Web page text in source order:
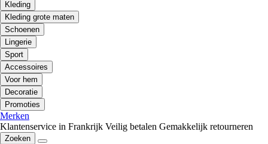
Kleding
Kleding grote maten
Schoenen
Lingerie
Sport
Accessoires
Voor hem
Decoratie
Promoties
Merken
Klantenservice in Frankrijk Veilig betalen Gemakkelijk retourneren
Zoeken